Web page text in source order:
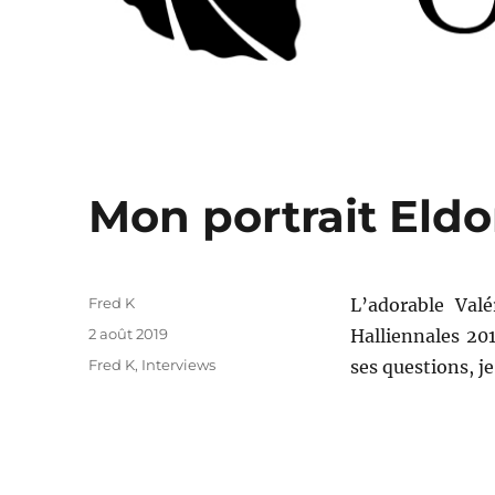
Mon portrait
L’adorable
Halliennales
ses questions,
Auteur
Fred K
Publié
2 août 2019
Catégories
Fred K, Interviews